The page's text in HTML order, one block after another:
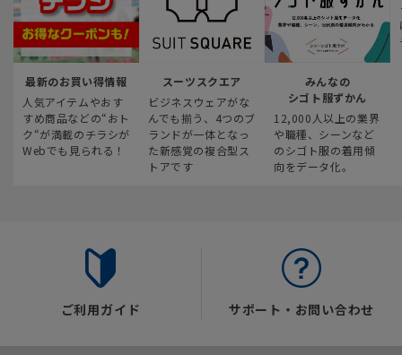
最新のお買い得情報
人気アイテムやおす
すめ商品などの“おト
ク“が満載のチラシが
Webでも見られる！
スーツスクエア
ビジネスウェアがな
んでも揃う、4つのブ
ランドが一体となっ
た新感覚の複合型ス
トアです
みんなの
シゴト服ずかん
12,000人以上の業界
や職種、シーンなど
のシゴト服の着用傾
向をデータ化。
ご利用ガイド サポート・お問い合わせ